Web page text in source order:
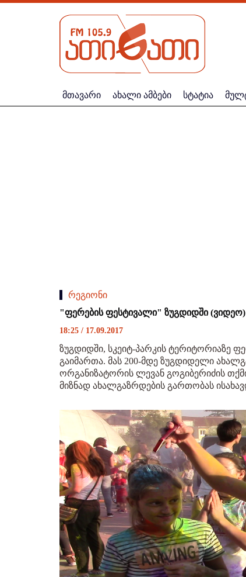
მთავარი ახალი ამბები სტატია
რეგიონი
"ფერების ფესტივალი" ზუგდიდში (ვიდეო)
18:25 / 17.09.2017
ზუგდიდში, სკეიტ-პარკის ტერიტორიაზე
გაიმართა. მას 200-მდე ზუგდიდელი
ორგანიზატორის ლევან გოგიბერიძის
მიზნად ახალგაზრდების გართობას